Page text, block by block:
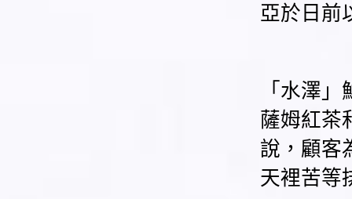
亞於日前
「水澤
薩姆紅茶
說，顧客
天裡苦等